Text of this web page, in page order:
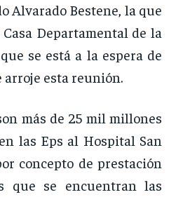
Alvarado Bestene, la que
Departamental de la
se está a la espera de
esta reunión.
más de 25 mil millones
las Eps al Hospital San
concepto de prestación
que se encuentran las